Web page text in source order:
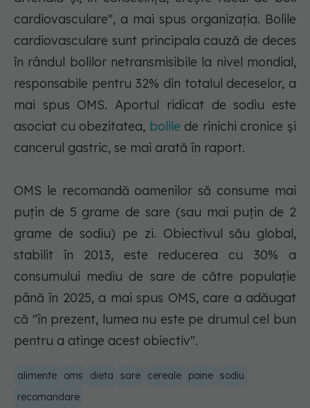
cardiovasculare", a mai spus organizaţia. Bolile
cardiovasculare sunt principala cauză de deces
în rândul bolilor netransmisibile la nivel mondial,
responsabile pentru 32% din totalul deceselor, a
mai spus OMS. Aportul ridicat de sodiu este
asociat cu obezitatea, bolile de rinichi cronice şi
cancerul gastric, se mai arată în raport.
OMS le recomandă oamenilor să consume mai
puţin de 5 grame de sare (sau mai puţin de 2
grame de sodiu) pe zi. Obiectivul său global,
stabilit în 2013, este reducerea cu 30% a
consumului mediu de sare de către populaţie
până în 2025, a mai spus OMS, care a adăugat
că "în prezent, lumea nu este pe drumul cel bun
pentru a atinge acest obiectiv".
alimente oms dieta sare cereale paine sodiu
recomandare